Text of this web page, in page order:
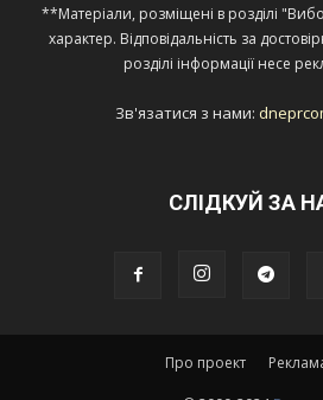
**Матеріали, розміщені в розділі
характер. Відповідальність за
розділі інформації несе
Зв'язатися з нами:
СЛІДКУЙ ЗА
Про проект